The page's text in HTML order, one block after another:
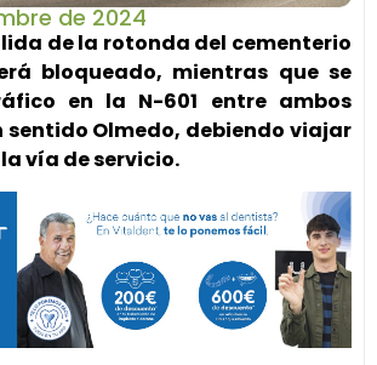
de 2024
de la rotonda del cementerio
bloqueado, mientras que se
en la N-601 entre ambos
sentido Olmedo, debiendo viajar
vía de servicio.